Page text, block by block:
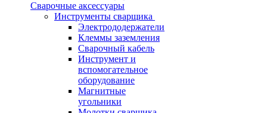
Сварочные аксессуары
Инструменты сварщика
Электрододержатели
Клеммы заземления
Сварочный кабель
Инструмент и
вспомогательное
оборудование
Магнитные
угольники